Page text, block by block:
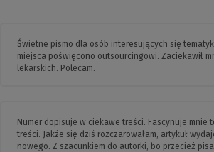
Świetne pismo dla osób interesujących się
miejsca poświęcono outsourcingowi. Zaciekawił
lekarskich. Polecam.
Numer dopisuje w ciekawe treści. Fascynuje
treści. Jakże się dziś rozczarowałam, artykuł
nowego. Z szacunkiem do autorki, bo przecież